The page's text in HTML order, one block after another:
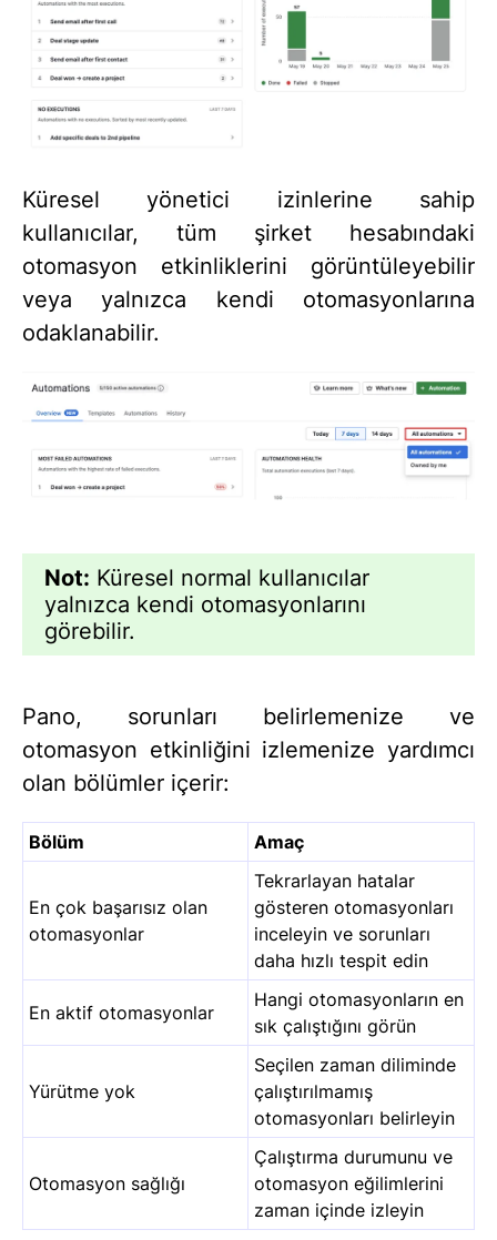
Küresel yönetici izinlerine sahip
kullanıcılar, tüm şirket hesabındaki
otomasyon etkinliklerini görüntüleyebilir
veya yalnızca kendi otomasyonlarına
odaklanabilir.
Not: Küresel normal kullanıcılar
yalnızca kendi otomasyonlarını
görebilir.
Pano, sorunları belirlemenize ve
otomasyon etkinliğini izlemenize yardımcı
olan bölümler içerir:
Bölüm Amaç
En çok başarısız olan
otomasyonlar
Tekrarlayan hatalar
gösteren otomasyonları
inceleyin ve sorunları
daha hızlı tespit edin
En aktif otomasyonlar
Hangi otomasyonların en
sık çalıştığını görün
Yürütme yok
Seçilen zaman diliminde
çalıştırılmamış
otomasyonları belirleyin
Otomasyon sağlığı
Çalıştırma durumunu ve
otomasyon eğilimlerini
zaman içinde izleyin